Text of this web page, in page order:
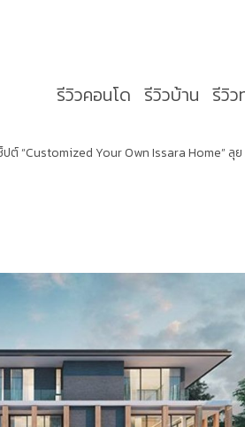
รีวิวคอนโด รีวิวบ้าน รีวิว
“Customized Your Own Issara Home” ลุย